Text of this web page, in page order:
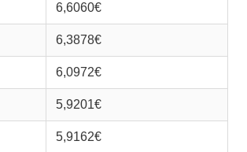
6,6060€
6,3878€
6,0972€
5,9201€
5,9162€